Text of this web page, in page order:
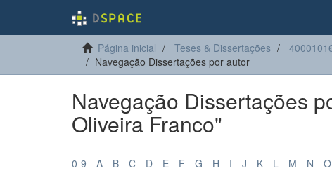
Página inicial Teses & Dissertações
Navegação Dissertações por autor
Navegação Dissertações
Oliveira Franco"
0-9 A B C D E F G H I J K L M N O